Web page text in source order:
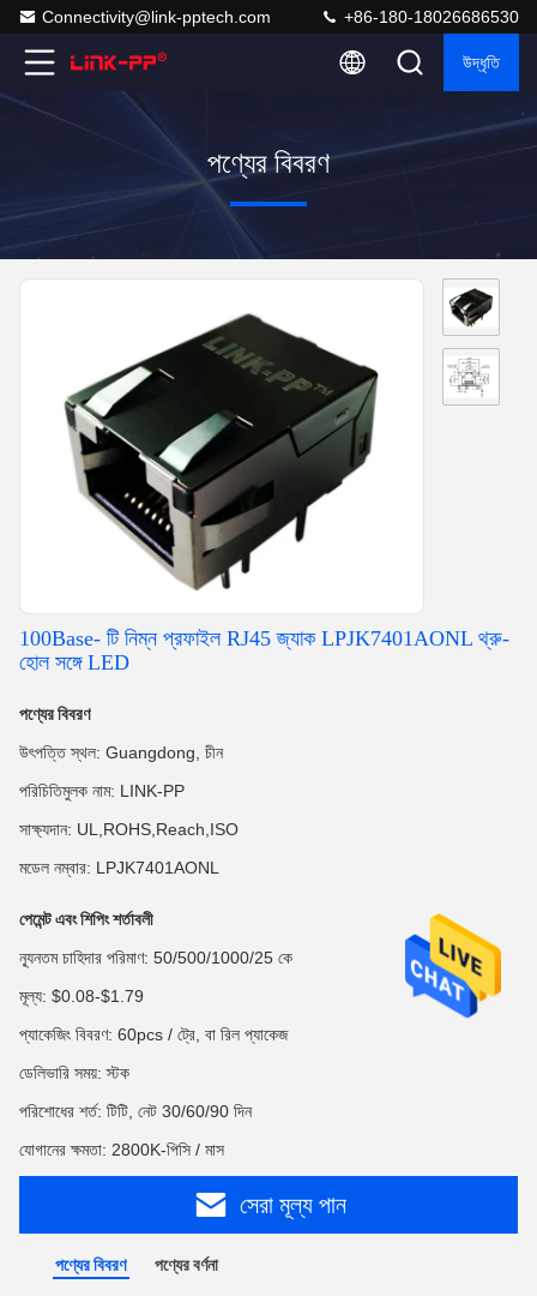
Connectivity@link-pptech.com +86-180-18026686530
উদ্ধৃতি
পণ্যের বিবরণ
100Base- টি নিম্ন প্রফাইল RJ45 জ্যাক LPJK7401AONL থ্রু-
হোল সঙ্গে LED
পণ্যের বিবরণ
উৎপত্তি স্থল: Guangdong, চীন
পরিচিতিমুলক নাম: LINK-PP
সাক্ষ্যদান: UL,ROHS,Reach,ISO
মডেল নম্বার: LPJK7401AONL
পেমেন্ট এবং শিপিং শর্তাবলী
ন্যূনতম চাহিদার পরিমাণ: 50/500/1000/25 কে
মূল্য: $0.08-$1.79
প্যাকেজিং বিবরণ: 60pcs / ট্রে, বা রিল প্যাকেজ
ডেলিভারি সময়: স্টক
পরিশোধের শর্ত: টিটি, নেট 30/60/90 দিন
যোগানের ক্ষমতা: 2800K-পিসি / মাস
সেরা মূল্য পান
পণ্যের বিবরণ পণ্যের বর্ণনা